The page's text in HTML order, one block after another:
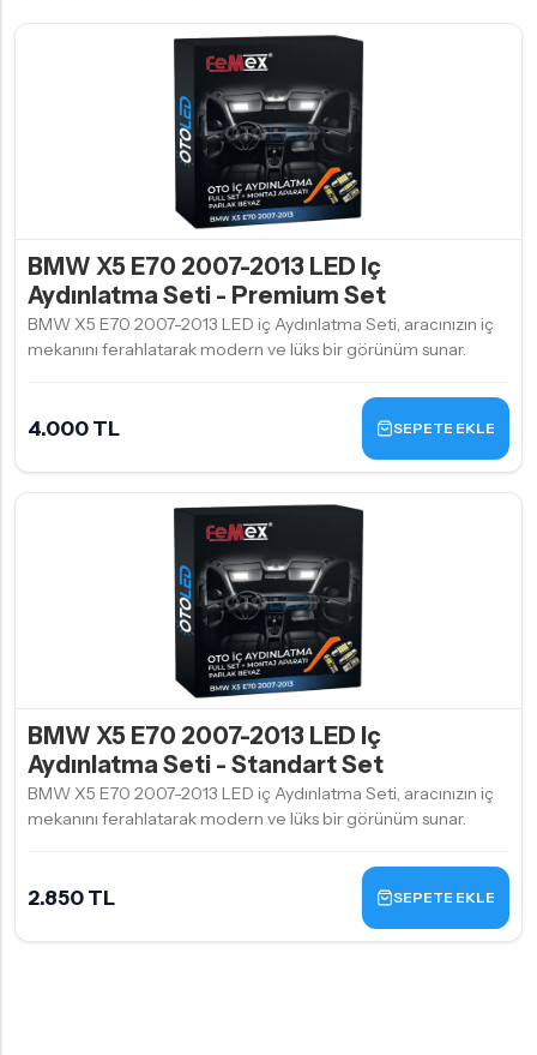
BMW X5 E70 2007-2013 LED Iç
Aydınlatma Seti - Premium Set
BMW X5 E70 2007-2013 LED iç Aydınlatma Seti, aracınızın iç
mekanını ferahlatarak modern ve lüks bir görünüm sunar.
4.000 TL SEPETE EKLE
BMW X5 E70 2007-2013 LED Iç
Aydınlatma Seti - Standart Set
BMW X5 E70 2007-2013 LED iç Aydınlatma Seti, aracınızın iç
mekanını ferahlatarak modern ve lüks bir görünüm sunar.
2.850 TL SEPETE EKLE